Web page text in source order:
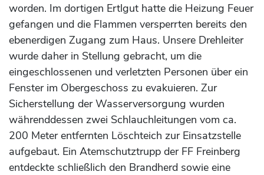
worden. Im dortigen Ertlgut hatte die Heizung Feuer
gefangen und die Flammen versperrten bereits den
ebenerdigen Zugang zum Haus. Unsere Drehleiter
wurde daher in Stellung gebracht, um die
eingeschlossenen und verletzten Personen über ein
Fenster im Obergeschoss zu evakuieren. Zur
Sicherstellung der Wasserversorgung wurden
währenddessen zwei Schlauchleitungen vom ca.
200 Meter entfernten Löschteich zur Einsatzstelle
aufgebaut. Ein Atemschutztrupp der FF Freinberg
entdeckte schließlich den Brandherd sowie eine